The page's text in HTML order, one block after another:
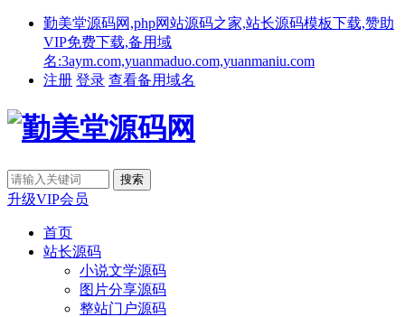
勤美堂源码网,php网站源码之家,站长源码模板下载,赞助
VIP免费下载,备用域
名:3aym.com,yuanmaduo.com,yuanmaniu.com
注册 登录 查看备用域名
升级VIP会员
首页
站长源码
小说文学源码
图片分享源码
整站门户源码